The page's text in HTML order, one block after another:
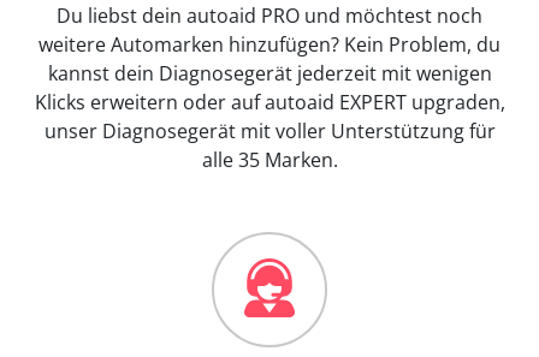
Du liebst dein autoaid PRO und möchtest noch
weitere Automarken hinzufügen? Kein Problem, du
kannst dein Diagnosegerät jederzeit mit wenigen
Klicks erweitern oder auf autoaid EXPERT upgraden,
unser Diagnosegerät mit voller Unterstützung für
alle 35 Marken.